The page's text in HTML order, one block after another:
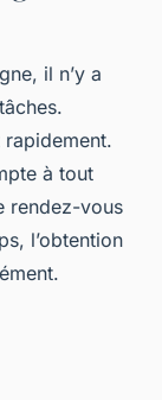
il n’y a
rapidement.
à tout
rendez-vous
l’obtention